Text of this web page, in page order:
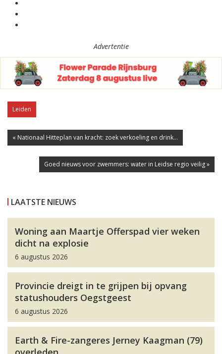
Advertentie
Leiden
« Nationaal Hitteplan van kracht: zoek verkoeling en drink...
Goed nieuws voor zwemmers: water in Leidse regio veilig »
LAATSTE NIEUWS
Woning aan Maartje Offerspad vier weken
dicht na explosie
6 augustus 2026
Provincie dreigt in te grijpen bij opvang
statushouders Oegstgeest
6 augustus 2026
Earth & Fire-zangeres Jerney Kaagman (79)